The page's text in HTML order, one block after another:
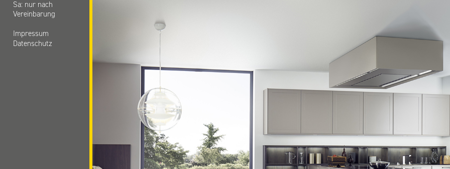
Sa: nur nach
Vereinbarung
Impressum
Datenschutz